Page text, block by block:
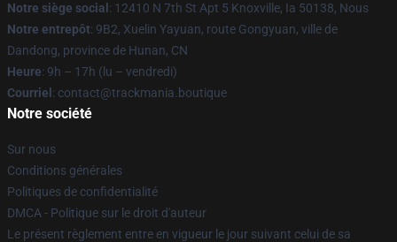
Notre siège social : 12410 N 7th St Apt 5 Knoxville, Ia 50138, Nous
Notre entrepôt: 9B2, Xuelin Yayuan, route Gongyuan, ville de
Dandong, province de Hunan, CN
Heure: 9h – 17h (lu – vendredi)
Courriel : contact@trackmania.boutique
Notre société
Sur nous
Conditions générales
Politiques de confidentialité
DMCA - Politique sur le droit d'auteur
Le présent règlement entre en vigueur le jour suivant celui de sa